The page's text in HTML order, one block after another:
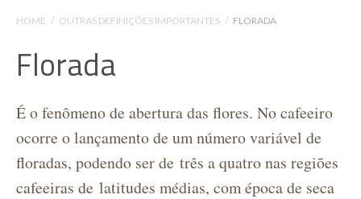
HOME / OUTRAS DEFINIÇÕES IMPORTANTES / FLORADA
Florada
É o fenômeno de abertura das flores. No cafeeiro
ocorre o lançamento de um número variável de
floradas, podendo ser de três a quatro nas regiões
cafeeiras de latitudes médias, com época de seca